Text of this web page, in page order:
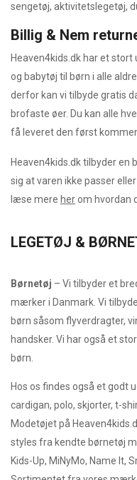
sengetøj, aktivitetslegetøj,
Billig & Nem
Heaven4kids.dk har et
og babytøj til børn i alle
derfor kan vi tilbyde gratis
brofaste øer. Du kan alle
få leveret den først
Heaven4kids.dk tilbyder en
sig at varen ikke passer
læse mere herom hvordan
LEGETØJ &
Børnetøj – Vi tilbyder et
mærker i Danmark. Vi
børn såsom flyverdragter,
handsker. Vi har også et
børn.
Hos os findes også et godt
cardigan, polo, skjorter, t-
Modetøjet på
styles fra kendte børnetøj
Kids-Up, MiNyMo, Name It,